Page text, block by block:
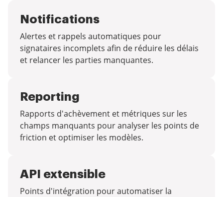
Notifications
Alertes et rappels automatiques pour
signataires incomplets afin de réduire les délais
et relancer les parties manquantes.
Reporting
Rapports d'achèvement et métriques sur les
champs manquants pour analyser les points de
friction et optimiser les modèles.
API extensible
Points d'intégration pour automatiser la